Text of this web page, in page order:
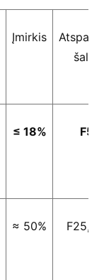
Įmirkis
≤ 18% F50
≈ 50% F25,